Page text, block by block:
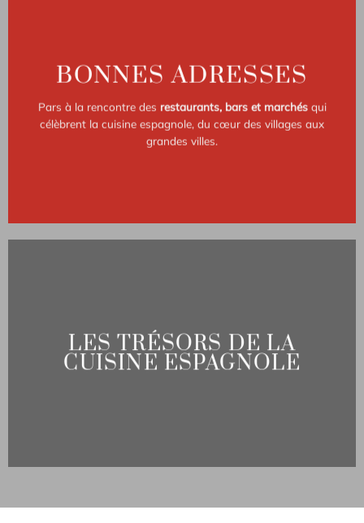
BONNES ADRESSES
Pars à la rencontre des restaurants, bars et marchésqui
célèbrent la cuisine espagnole, du cœur des villages aux
grandes villes.
LES TRÉSORS DE LA
CUISINE ESPAGNOLE